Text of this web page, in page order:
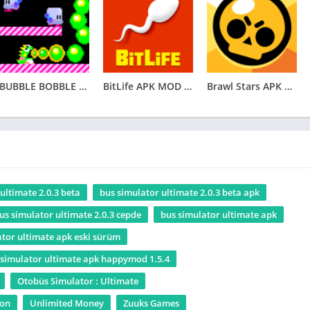
(Alibeyköy),
oynamayı deneyebilir.
İspanya, Hollanda, Brezilya, Azerbaycan gibi dünyanın
en büyük otobüs şirketi ol.
BUBBLE BOBBLE classic APK MOD (Unlimited Diamonds) v1.1.10 BitLife APK MOD (Unlocked Bitizenship) v3.8.12 Brawl Stars APK MOD (Unlimited Money) v49.194
2.0.3 beta
bus simulator ultimate 2.0.3 beta apk
simulator ultimate 2.0.3 cepde
bus simulator ultimate apk
ultimate apk eski sürüm
ultimate apk happymod 1.5.4
Otobüs Simulator : Ultimate
Unlimited Money Zuuks Games